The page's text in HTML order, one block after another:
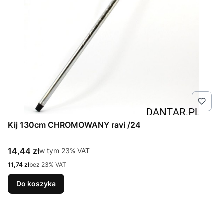
Kij 130cm CHROMOWANY ravi /24
Cena brutto
14,44 złw tym %s VAT
w tym 23% VAT
Cena netto
11,74 złbez 23% VAT
Do koszyka